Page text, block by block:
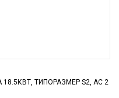
ТИПОРАЗМЕР S2, AC 2